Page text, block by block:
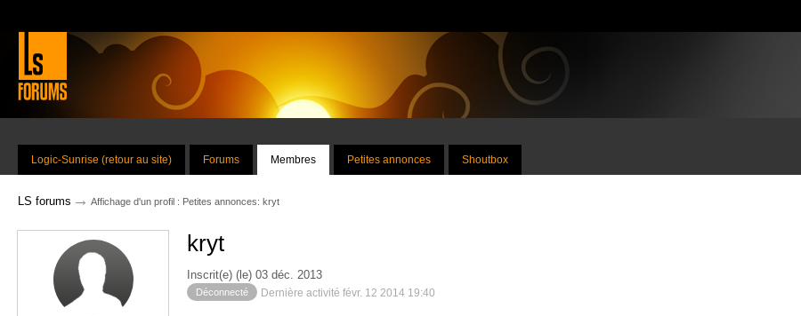
Logic-Sunrise (retour au site) Forums Membres Petites annonces Shoutbox
LS forums → Affichage d'un profil : Petites annonces: kryt
kryt
Inscrit(e) (le) 03 déc. 2013
Déconnecté Dernière activité févr. 12 2014 19:40